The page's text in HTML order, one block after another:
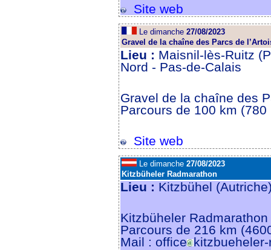
Site web
Le dimanche 27/08/2023
Gravel de la chaîne des Parcs de
Lieu : Maisnil-lès-Ruitz
Nord - Pas-de-Calais
Gravel de la chaîne des
Parcours de 100 km
Site web
Le dimanche 27/08/2023
Kitzbüheler Radmarathon
Lieu : Kitzbühel
Kitzbüheler Radmarathon
Parcours de 216 km
Mail : office